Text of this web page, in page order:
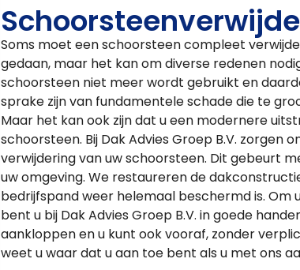
Soms moet een schoorsteen compleet
gedaan, maar het kan om diverse redenen
schoorsteen niet meer wordt gebruikt en
sprake zijn van fundamentele schade die te
Maar het kan ook zijn dat u een modernere
schoorsteen. Bij Dak Advies Groep B.V. zorgen
verwijdering van uw schoorsteen. Dit gebeurt
uw omgeving. We restaureren de
bedrijfspand weer helemaal beschermd is.
bent u bij Dak Advies Groep B.V. in goede
aankloppen en u kunt ook vooraf, zonder
weet u waar dat u aan toe bent als u met ons